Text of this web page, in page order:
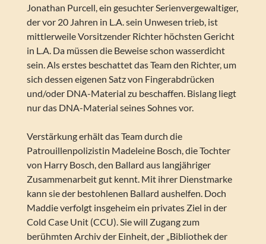
Jonathan Purcell, ein gesuchter Serienvergewaltiger,
der vor 20 Jahren in L.A. sein Unwesen trieb, ist
mittlerweile Vorsitzender Richter höchsten Gericht
in L.A. Da müssen die Beweise schon wasserdicht
sein. Als erstes beschattet das Team den Richter, um
sich dessen eigenen Satz von Fingerabdrücken
und/oder DNA-Material zu beschaffen. Bislang liegt
nur das DNA-Material seines Sohnes vor.
Verstärkung erhält das Team durch die
Patrouillenpolizistin Madeleine Bosch, die Tochter
von Harry Bosch, den Ballard aus langjähriger
Zusammenarbeit gut kennt. Mit ihrer Dienstmarke
kann sie der bestohlenen Ballard aushelfen. Doch
Maddie verfolgt insgeheim ein privates Ziel in der
Cold Case Unit (CCU). Sie will Zugang zum
berühmten Archiv der Einheit, der „Bibliothek der